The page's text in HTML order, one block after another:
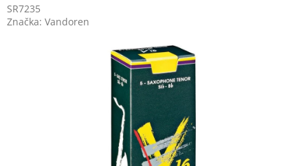
SR7235
Značka: Vandoren